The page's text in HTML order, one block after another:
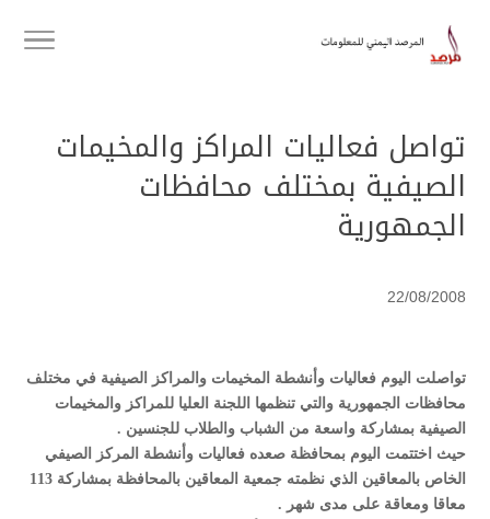
تواصل فعاليات المراكز والمخيمات
الصيفية بمختلف محافظات
الجمهورية
22/08/2008
تواصلت اليوم فعاليات وأنشطة المخيمات والمراكز الصيفية في مختلف
محافظات الجمهورية والتي تنظمها اللجنة العليا للمراكز والمخيمات
الصيفية بمشاركة واسعة من الشباب والطلاب للجنسين .
حيث اختتمت اليوم بمحافظة صعده فعاليات وأنشطة المركز الصيفي
الخاص بالمعاقين الذي نظمته جمعية المعاقين بالمحافظة بمشاركة 113
معاقا ومعاقة على مدى شهر .